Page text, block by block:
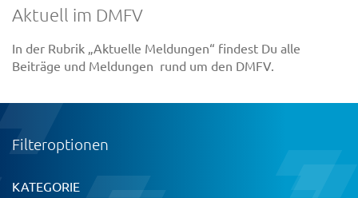
Aktuell im DMFV
In der Rubrik „Aktuelle Meldungen“ findest Du alle
Beiträge und Meldungen rund um den DMFV.
Filteroptionen
KATEGORIE